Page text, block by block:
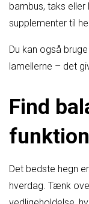
bambus, taks
supplementer til
Du kan også
lamellerne – det
Find
Det bedste hegn
hverdag. Tænk